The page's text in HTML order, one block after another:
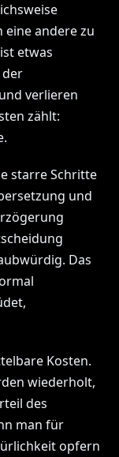
eine andere zu
etwas
der
verlieren
zählt:
starre Schritte
und
Das
Kosten.
wiederholt,
des
man für
opfern